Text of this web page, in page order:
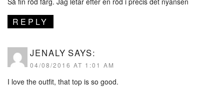
REPLY
JENALY SAYS:
04/08/2016 AT 1:01 AM
I love the outfit, that top is so good.